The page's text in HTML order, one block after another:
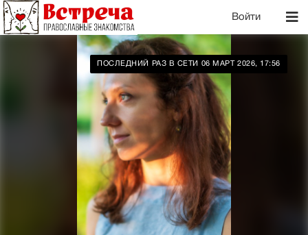
Войти
ПОСЛЕДНИЙ РАЗ В СЕТИ 06 МАРТ 2026, 17:56